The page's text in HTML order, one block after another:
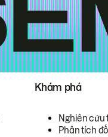
Khám phá
Nghiên cứu
Phân tích